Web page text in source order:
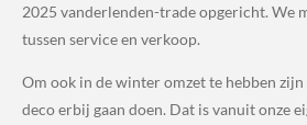
2025 vanderlenden-trade opgericht. We
tussen service en verkoop.
Om ook in de winter omzet te hebben
deco erbij gaan doen. Dat is vanuit onze